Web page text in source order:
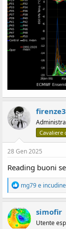
firenze3
Cavaliere
28 Gen 2025
Reading buoni
R
e
a
z
i
o
mg79e incudine
simofir
Utente